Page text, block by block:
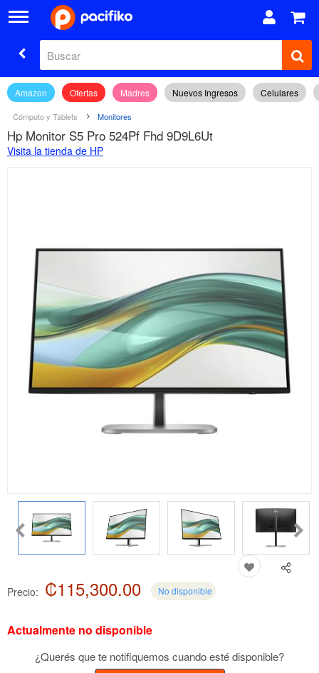
Amazon Ofertas Madres Nuevos Ingresos Celulares
Cómputo y Tablets Monitores
Hp Monitor S5 Pro 524Pf Fhd 9D9L6Ut
Visita la tienda de HP
Precio: ₡115,300.00 No disponible
Actualmente no disponible
¿Querés que te notifiquemos cuando esté disponible?